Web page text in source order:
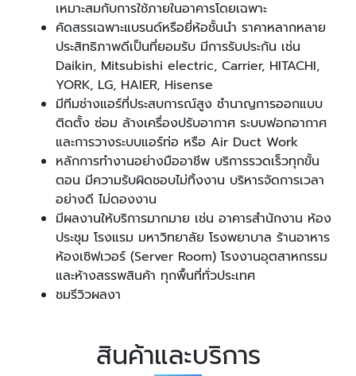
เหมาะสมกับการใช้ภายในอาคารโดยเฉพาะ
คัดสรรเฉพาะแบรนด์หรือยี่ห้อชั้นนำ ราคาหลากหลาย
ประสิทธิภาพดีเป็นที่ยอมรับ มีการรับประกัน เช่น
Daikin, Mitsubishi electric, Carrier, HITACHI,
YORK, LG, HAIER, Hisense
มีทีมช่างแอร์ที่ประสบการณ์สูง ชำนาญการออกแบบ
ติดตั้ง ซ่อม ล้างเครื่องปรับอากาศ ระบบฟอกอากาศ
และการวางระบบแอร์ท่อ หรือ Air Duct Work
หลักการทำงานอย่างมืออาชีพ บริการรวดเร็วทุกขั้น
ตอน มีความรับผิดชอบไม่ทิ้งงาน บริหารจัดการเวลา
อย่างดี ไม่ดองงาน
มีผลงานให้บริการมากมาย เช่น อาคารสำนักงาน ห้อง
ประชุม โรงแรม มหาวิทยาลัย โรงพยาบาล ร้านอาหาร
ห้องเซิฟเวอร์ (Server Room) โรงงานอุตสาหกรรม
และห้างสรรพสินค้า ทุกพื้นที่ทั่วประเทศ
ชมรีวิวผลงา
สินค้าและบริการ